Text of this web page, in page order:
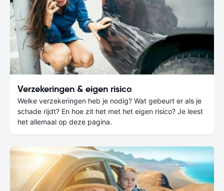
Verzekeringen & eigen risico
Welke verzekeringen heb je nodig? Wat gebeurt er als je
schade rijdt? En hoe zit het met het eigen risico? Je leest
het allemaal op deze pagina.